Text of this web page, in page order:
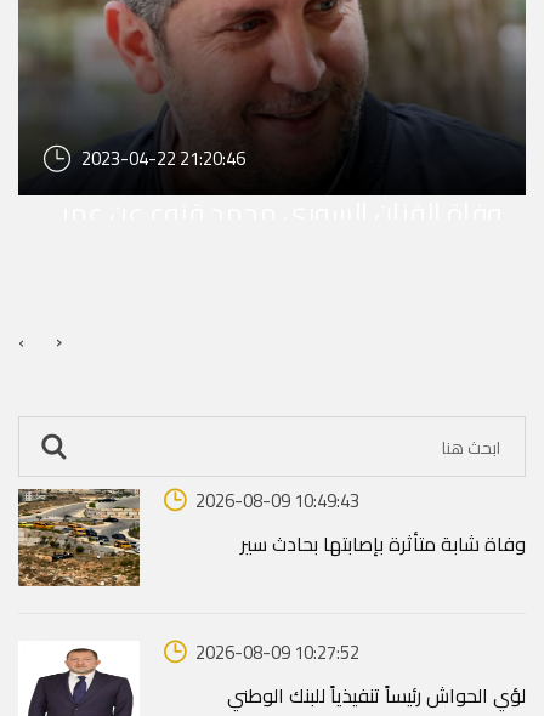
2023-04-22 21:20:46
وفاة الفنان السوري محمد قنوع عن عمر
‹ ›
2026-08-09 10:49:43
وفاة شابة متأثرة بإصابتها بحادث سير
2026-08-09 10:27:52
لؤي الحواش رئيساً تنفيذياً للبنك الوطني